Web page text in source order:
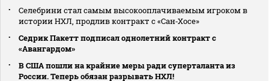
Селебрини стал самым высокооплачиваемым игроком в
истории НХЛ, продлив контракт с «Сан‑Хосе»
Седрик Пакетт подписал однолетний контракт с
«Авангардом»
В США пошли на крайние меры ради суперталанта из
России. Теперь обязан разрывать НХЛ!